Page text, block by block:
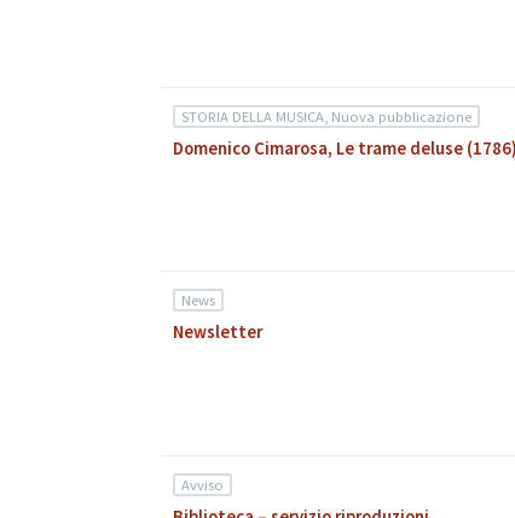
STORIA DELLA MUSICA, Nuova pubblicazione
Domenico Cimarosa, Le trame deluse (1786)
News
Newsletter
Avviso